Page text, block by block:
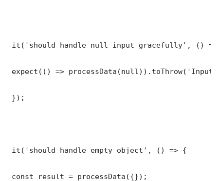
it('should handle null input gracefully', ()
expect(() =>
});
it('should handle empty object', () => {
const result = processData({});